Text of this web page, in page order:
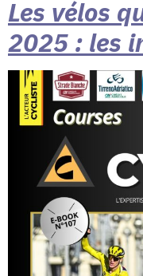
Les vélos
2025 : les